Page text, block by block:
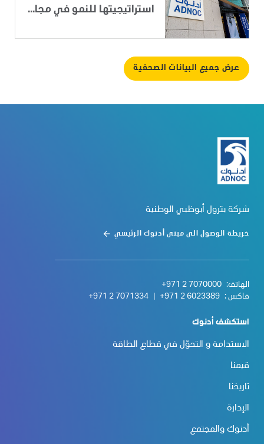
استراتيجيتها للنمو في مجا...
عرض جميع البيانات الصحفية
شركة بترول أبوظبي الوطنية
خريطة الوصول الى مبنى أدنوك الرئيسي
الهاتف: +971 2 7070000
فاكس : +971 2 6023389
+971 2 7071334
استكشف أدنوك
الاستدامة و التحوّل في قطاع الطاقة
قيمنا
تاريخنا
الإدارة
أدنوك والمجتمع